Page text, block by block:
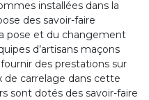
installées dans la
des savoir-faire
pose et du changement
d’artisans maçons
des prestations sur
de carrelage dans cette
sont dotés des savoir-faire